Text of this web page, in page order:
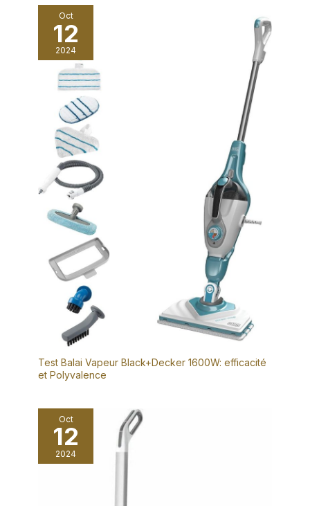
Oct
12
2024
Test Balai Vapeur Black+Decker 1600W: efficacité
et Polyvalence
Oct
12
2024